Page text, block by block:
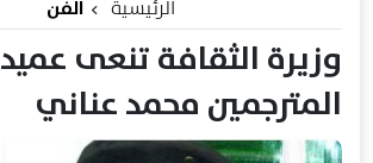
الرئيسية الفن
وزيرة الثقافة تنعى عميد
المترجمين محمد عناني